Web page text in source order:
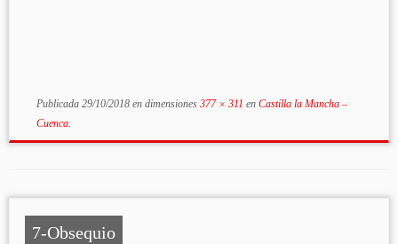
Publicada 29/10/2018en dimensiones377 × 311 enCastilla la Mancha –
Cuenca.
7-Obsequio